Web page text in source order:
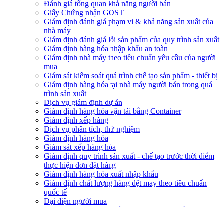
Đánh giá tổng quan khả năng người bán
Giấy Chứng nhận GOST
Giám định đánh giá phạm vi & khả năng sản xuất của
nhà máy
Giám định đánh giá lỗi sản phẩm của quy trình sản xuất
Giám định hàng hóa nhập khẩu an toàn
Giám định nhà máy theo tiêu chuẩn yêu cầu của người
mua
Giám sát kiểm soát quá trình chế tạo sản phẩm - thiết bị
Giám định hàng hóa tại nhà máy người bán trong quá
trình sản xuất
Dịch vụ giám định dự án
Giám định hàng hóa vận tải bằng Container
Giám định xếp hàng
Dịch vụ phân tích, thử nghiệm
Giám định hàng hóa
Giám sát xếp hàng hóa
Giám định quy trình sản xuất - chế tạo trước thời điểm
thực hiện đơn đặt hàng
Giám định hàng hóa xuất nhập khẩu
Giám định chất lượng hàng dệt may theo tiêu chuẩn
quốc tế
Đại diện người mua